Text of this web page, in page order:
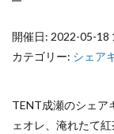
開催日: 2022-05-18
カテゴリー: シェア
TENT成瀬のシェア
ェオレ、淹れたて